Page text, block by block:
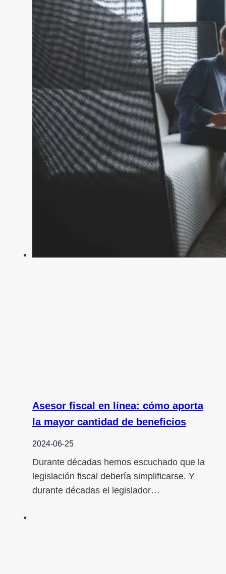
Asesor fiscal en línea: cómo aporta
la mayor cantidad de beneficios
2024-06-25
Durante décadas hemos escuchado que la
legislación fiscal debería simplificarse. Y
durante décadas el legislador…